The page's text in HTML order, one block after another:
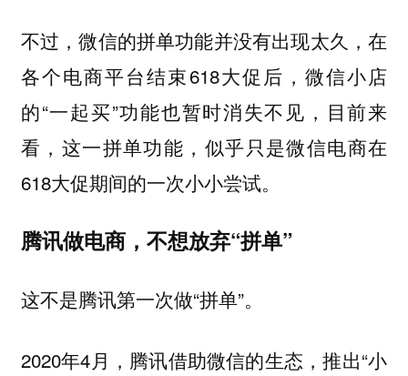
不过，微信的拼单功能并没有出现太久，在
各个电商平台结束618大促后，微信小店
的“一起买”功能也暂时消失不见，目前来
看，这一拼单功能，似乎只是微信电商在
618大促期间的一次小小尝试。
腾讯做电商，不想放弃“拼单”
这不是腾讯第一次做“拼单”。
2020年4月，腾讯借助微信的生态，推出“小